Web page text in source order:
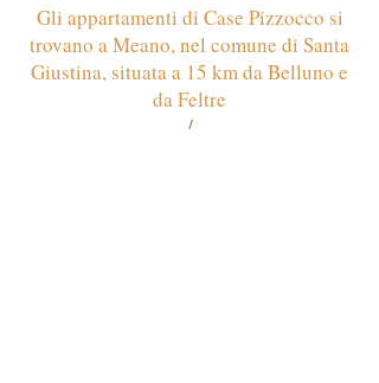
Gli appartamenti di Case Pizzocco si
trovano a Meano, nel comune di Santa
Giustina, situata a 15 km da Belluno e
da Feltre
/